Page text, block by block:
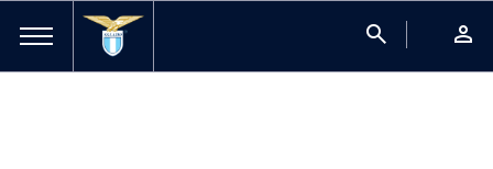
search person